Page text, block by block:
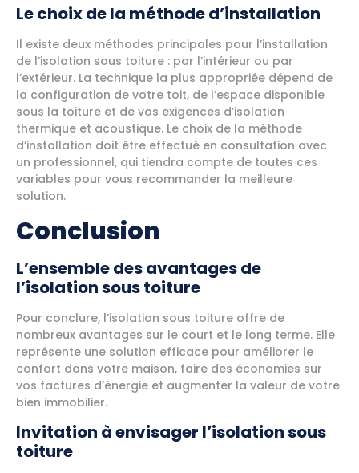
Le choix de la méthode d’installation
Il existe deux méthodes principales pour l’installation
de l’isolation sous toiture : par l’intérieur ou par
l’extérieur. La technique la plus appropriée dépend de
la configuration de votre toit, de l’espace disponible
sous la toiture et de vos exigences d’isolation
thermique et acoustique. Le choix de la méthode
d’installation doit être effectué en consultation avec
un professionnel, qui tiendra compte de toutes ces
variables pour vous recommander la meilleure
solution.
Conclusion
L’ensemble des avantages de
l’isolation sous toiture
Pour conclure, l’isolation sous toiture offre de
nombreux avantages sur le court et le long terme. Elle
représente une solution efficace pour améliorer le
confort dans votre maison, faire des économies sur
vos factures d’énergie et augmenter la valeur de votre
bien immobilier.
Invitation à envisager l’isolation sous
toiture